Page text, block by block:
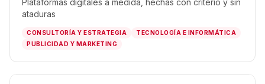
Plataformas digitales a medida, hechas con criterio y sin
ataduras
CONSULTORÍA Y ESTRATEGIA
TECNOLOGÍA E INFORMÁTICA
PUBLICIDAD Y MARKETING